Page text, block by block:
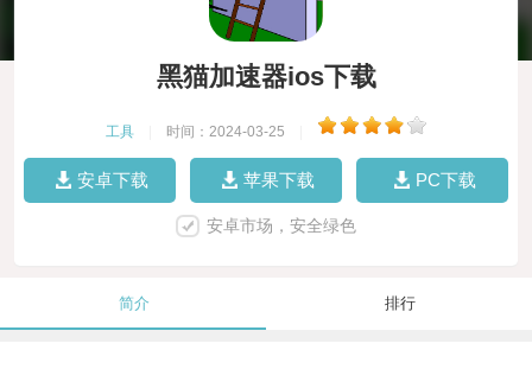
黑猫加速器ios下载
工具 时间：2024-03-25
安卓下载 苹果下载 PC下载
安卓市场，安全绿色
简介 排行